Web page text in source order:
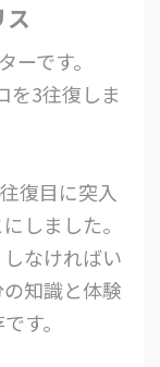
です。
を3往復しま
復目に突入
しました。
なければい
知識と体験
す。